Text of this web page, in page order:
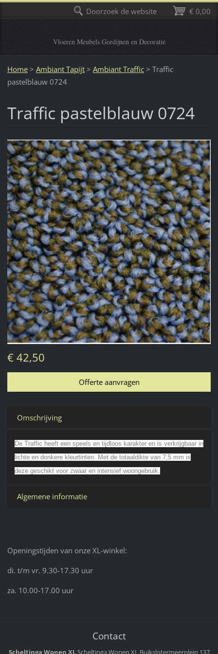
Vloeren Meubels Gordijnen en Decoratie
Home > Ambiant Tapijt > Ambiant Traffic > Traffic
pastelblauw 0724
Traffic pastelblauw 0724
€ 42,50
Omschrijving
De Traffic heeft een speels en tijdloos karakter en is verkrijgbaar in
lichte en donkere kleurtinten. Met de totaaldikte van 7,5 mm is
deze geschikt voor zwaar en intensief woongebruik.
Algemene informatie
Openingstijden van onze XL-winkel:
di. t/m vr. 9.30-17.30 uur
za. 10.00-17.00 uur
Contact
Scheltinga Wonen XL Scheltinga Wonen XL Buikslotermeerplein 137
€ 0,00
Doorzoek de website